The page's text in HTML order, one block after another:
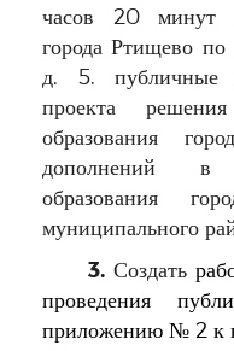
часов 20 минут
города Ртищево по
д. 5. публичные
проекта
образования
дополнений в
образования
муниципального
3. Создать
проведения
приложению № 2 к